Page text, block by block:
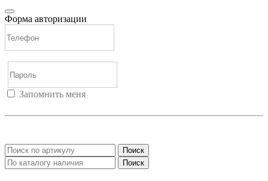
Форма авторизации
Запомнить меня
Поиск
Поиск